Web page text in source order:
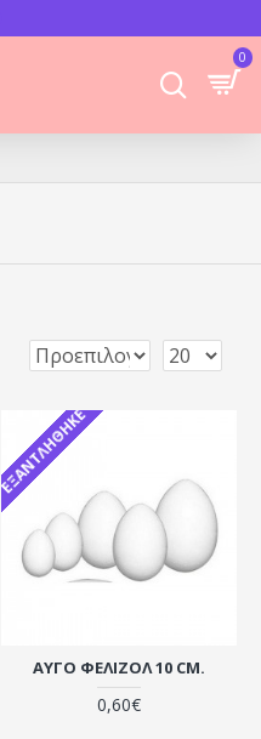
0
ΕΞΑΝΤΛΉΘΗΚΕ
ΑΥΓΌ ΦΕΛΙΖΌΛ 10 CM.
0,60€